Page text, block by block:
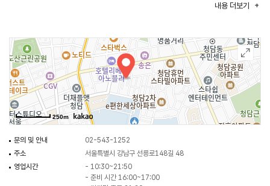
내용 더보기
250m
문의 및 안내
02-543-1252
주소
서울특별시 강남구 선릉로148길 48
영업시간
- 10:30~21:50
- 준비 시간 16:00~17:00